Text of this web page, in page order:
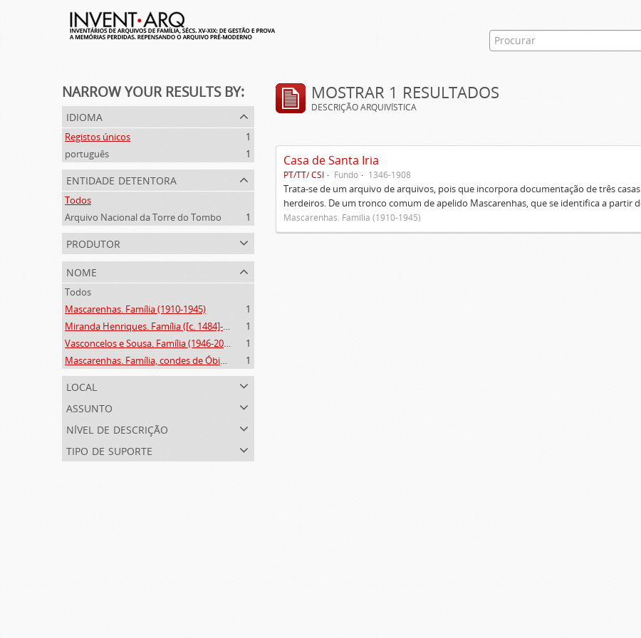
NARROW YOUR RESULTS BY:
idioma
Registos únicos
1
português
1
entidade detentora
Todos
Arquivo Nacional da Torre do Tombo
1
produtor
nome
Todos
Mascarenhas. Família (1910-1945)
1
Miranda Henriques. Família ([c. 1484]-[c.1745])
1
Vasconcelos e Sousa. Família (1946-2006)
1
Mascarenhas. Família, condes de Óbidos, Palma e Sabugal (1669-1910)
1
local
assunto
nível de descrição
tipo de suporte
MOSTRAR 1 RESULTADOS
DESCRIÇÃO ARQUIVÍSTICA
Casa de Santa Iria
PT/TT/ CSI Fundo 1346-1908
Trata-se de um arquivo de arquivos, pois que incorpora documentação de três
herdeiros. De um tronco comum de apelido Mascarenhas, que se identifica a partir
Mascarenhas. Família (1910-1945)